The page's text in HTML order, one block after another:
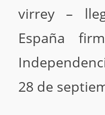
virrey –
España
28 de